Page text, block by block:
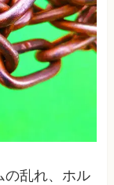
の乱れ、ホル